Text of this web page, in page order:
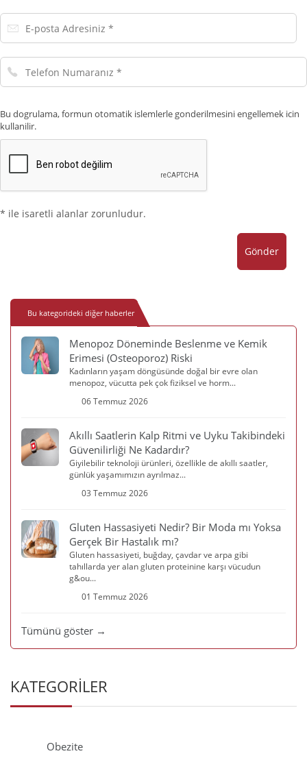
E-
posta
Telefon
Numaranız
Bu dogrulama, formun otomatik islemlerle gonderilmesini engellemek icin
kullanilir.
* ile isaretli alanlar zorunludur.
Gönder
Bu kategorideki diğer haberler
Menopoz Döneminde Beslenme ve Kemik
Erimesi (Osteoporoz) Riski
Kadınların yaşam döngüsünde doğal bir evre olan
menopoz, vücutta pek çok fiziksel ve horm...
06 Temmuz 2026
Akıllı Saatlerin Kalp Ritmi ve Uyku Takibindeki
Güvenilirliği Ne Kadardır?
Giyilebilir teknoloji ürünleri, özellikle de akıllı saatler,
günlük yaşamımızın ayrılmaz...
03 Temmuz 2026
Gluten Hassasiyeti Nedir? Bir Moda mı Yoksa
Gerçek Bir Hastalık mı?
Gluten hassasiyeti, buğday, çavdar ve arpa gibi
tahıllarda yer alan gluten proteinine karşı vücudun
g&ou...
01 Temmuz 2026
Tümünü göster →
KATEGORİLER
Obezite